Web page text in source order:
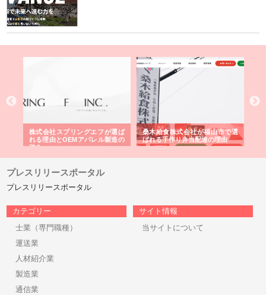
株式会社スプリングエフが選ば
れる理由とOEMアパレル製造の
強み
桑木給食株式会社が福山市で選
ばれる手作り弁当配達の理由
プレスリリースポータル
プレスリリースポータル
カテゴリー
士業（専門職種）
運送業
人材紹介業
製造業
通信業
サイト情報
当サイトについて